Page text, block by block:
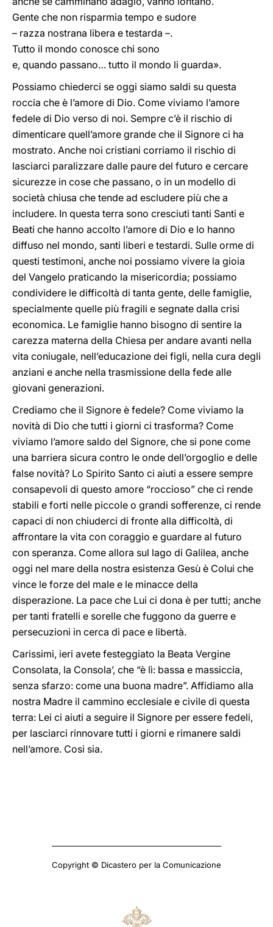
Gente che non risparmia tempo e sudore
– razza nostrana libera e testarda –.
Tutto il mondo conosce chi sono
e, quando passano… tutto il mondo li guarda».
Possiamo chiederci se oggi siamo saldi su questa
roccia che è l’amore di Dio. Come viviamo l’amore
fedele di Dio verso di noi. Sempre c’è il rischio di
dimenticare quell’amore grande che il Signore ci ha
mostrato. Anche noi cristiani corriamo il rischio di
lasciarci paralizzare dalle paure del futuro e cercare
sicurezze in cose che passano, o in un modello di
società chiusa che tende ad escludere più che a
includere. In questa terra sono cresciuti tanti Santi e
Beati che hanno accolto l’amore di Dio e lo hanno
diffuso nel mondo, santi liberi e testardi. Sulle orme di
questi testimoni, anche noi possiamo vivere la gioia
del Vangelo praticando la misericordia; possiamo
condividere le difficoltà di tanta gente, delle famiglie,
specialmente quelle più fragili e segnate dalla crisi
economica. Le famiglie hanno bisogno di sentire la
carezza materna della Chiesa per andare avanti nella
vita coniugale, nell’educazione dei figli, nella cura degli
anziani e anche nella trasmissione della fede alle
giovani generazioni.
Crediamo che il Signore è fedele? Come viviamo la
novità di Dio che tutti i giorni ci trasforma? Come
viviamo l’amore saldo del Signore, che si pone come
una barriera sicura contro le onde dell’orgoglio e delle
false novità? Lo Spirito Santo ci aiuti a essere sempre
consapevoli di questo amore “roccioso” che ci rende
stabili e forti nelle piccole o grandi sofferenze, ci rende
capaci di non chiuderci di fronte alla difficoltà, di
affrontare la vita con coraggio e guardare al futuro
con speranza. Come allora sul lago di Galilea, anche
oggi nel mare della nostra esistenza Gesù è Colui che
vince le forze del male e le minacce della
disperazione. La pace che Lui ci dona è per tutti; anche
per tanti fratelli e sorelle che fuggono da guerre e
persecuzioni in cerca di pace e libertà.
Carissimi, ieri avete festeggiato la Beata Vergine
Consolata, la Consola’, che “è lì: bassa e massiccia,
senza sfarzo: come una buona madre”. Affidiamo alla
nostra Madre il cammino ecclesiale e civile di questa
terra: Lei ci aiuti a seguire il Signore per essere fedeli,
per lasciarci rinnovare tutti i giorni e rimanere saldi
nell’amore. Cosi sia.
Copyright © Dicastero per la Comunicazione